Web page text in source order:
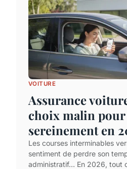
VOITURE
Assurance
choix malin
sereinement en
Les courses interminables
sentiment de perdre son
administratif… En 2026, tout